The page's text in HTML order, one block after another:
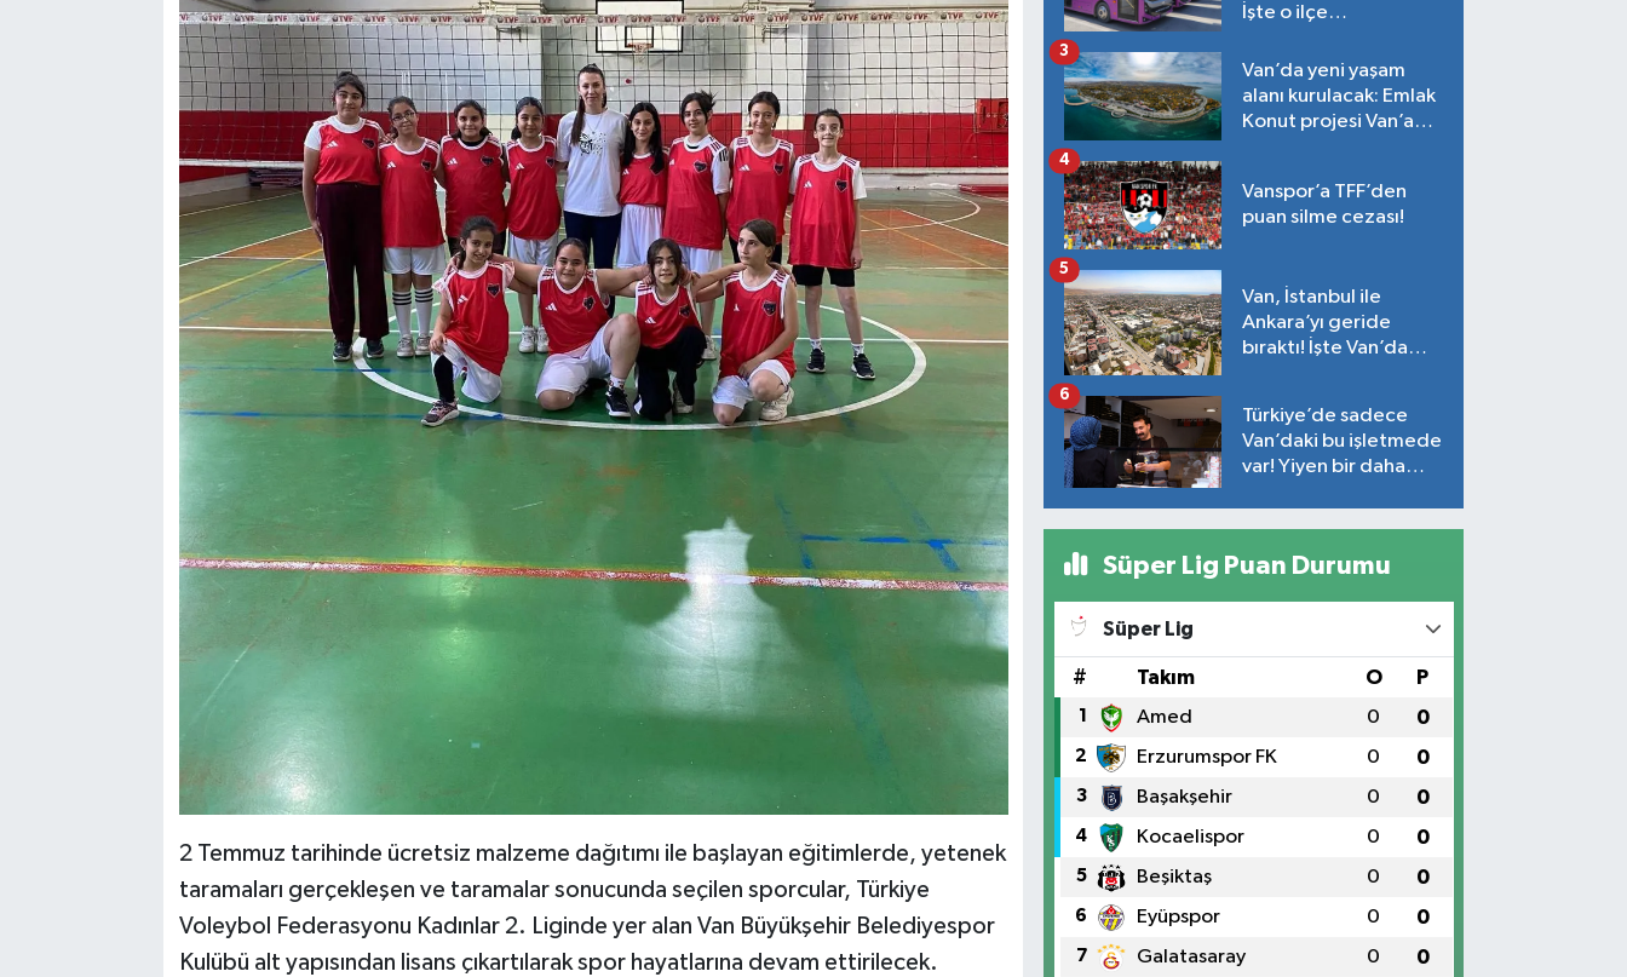
2 Temmuz tarihinde ücretsiz malzeme dağıtımı ile başlayan eğitimlerde, yetenek
taramaları gerçekleşen ve taramalar sonucunda seçilen sporcular, Türkiye
Voleybol Federasyonu Kadınlar 2. Liginde yer alan Van Büyükşehir Belediyespor
Kulübü alt yapısından lisans çıkartılarak spor hayatlarına devam ettirilecek.
İşte o ilçe…
Van’da yeni yaşam
alanı kurulacak: Emlak
Konut projesi Van’a
3
Vanspor’a TFF’den
puan silme cezası!
4
Van, İstanbul ile
Ankara’yı geride
bıraktı! İşte Van’da
5
Türkiye’de sadece
Van’daki bu işletmede
var! Yiyen bir daha
6
Süper Lig Puan Durumu
Süper Lig
# Takım O P
1 Amed 0 0
2 Erzurumspor FK 0 0
3 Başakşehir 0 0
4 Kocaelispor 0 0
5 Beşiktaş 0 0
6 Eyüpspor 0 0
7 Galatasaray 0 0